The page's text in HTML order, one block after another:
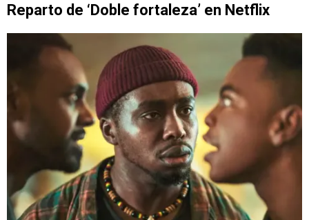
Reparto de ‘Doble fortaleza’ en Netflix